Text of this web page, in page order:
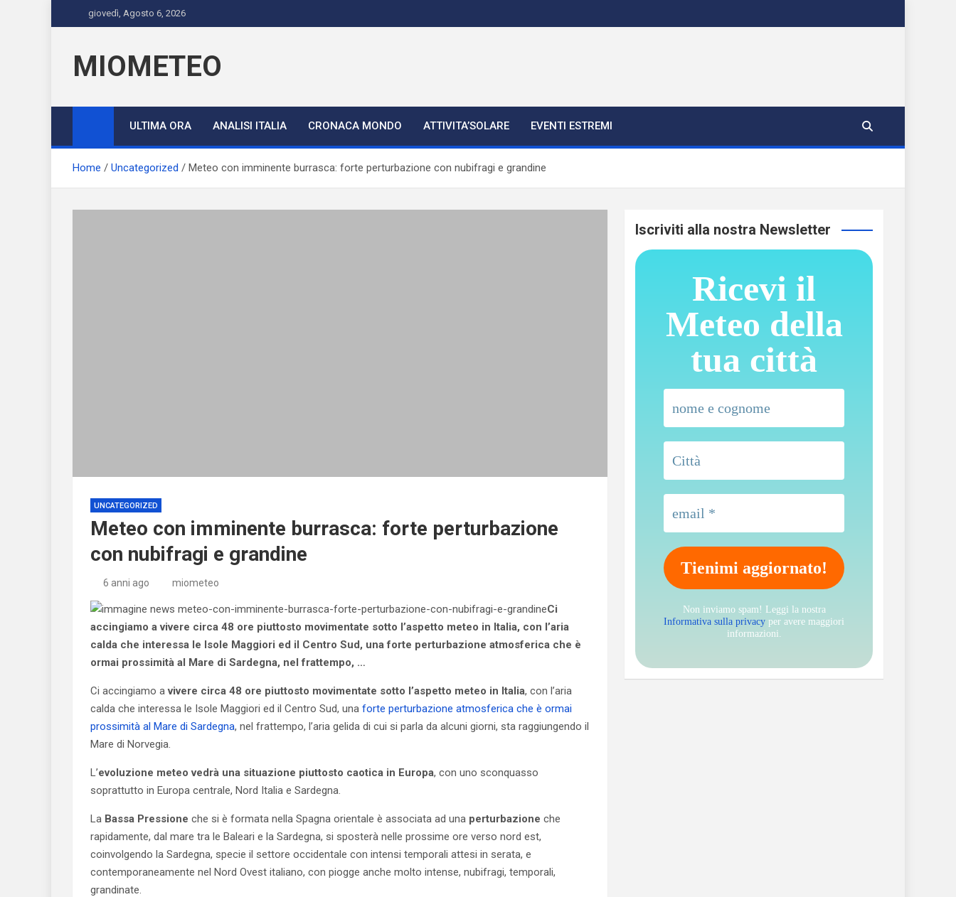
to
giovedì, Agosto 6, 2026
MIOMETEO
ULTIMA ORA ANALISI ITALIA CRONACA MONDO ATTIVITA’SOLARE EVENTI ESTREMI
Home Uncategorized Meteo con imminente burrasca: forte perturbazione con nubifragi e grandine
UNCATEGORIZED
Meteo con imminente burrasca: forte perturbazione
con nubifragi e grandine
6 anni ago miometeo
Ci
accingiamo a vivere circa 48 ore piuttosto movimentate sotto l’aspetto meteo in Italia, con l’aria
calda che interessa le Isole Maggiori ed il Centro Sud, una forte perturbazione atmosferica che è
ormai prossimità al Mare di Sardegna, nel frattempo, …
Ci accingiamo avivere circa 48 ore piuttosto movimentate sotto l’aspetto meteo in Italia, con l’aria
calda che interessa le Isole Maggiori ed il Centro Sud, una forte perturbazione atmosferica che è ormai
prossimità al Mare di Sardegna, nel frattempo, l’aria gelida di cui si parla da alcuni giorni, sta raggiungendo il
Mare di Norvegia.
L’evoluzione meteo vedrà una situazione piuttosto caotica in Europa, con uno sconquasso
soprattutto in Europa centrale, Nord Italia e Sardegna.
La Bassa Pressione che si è formata nella Spagna orientale è associata ad una perturbazione che
rapidamente, dal mare tra le Baleari e la Sardegna, si sposterà nelle prossime ore verso nord est,
coinvolgendo la Sardegna, specie il settore occidentale con intensi temporali attesi in serata, e
contemporaneamente nel Nord Ovest italiano, con piogge anche molto intense, nubifragi, temporali,
grandinate.
Iscriviti alla nostra Newsletter
Ricevi il
Meteo della
tua città
Non inviamo spam! Leggi la nostra
Informativa sulla privacy per avere maggiori
informazioni.